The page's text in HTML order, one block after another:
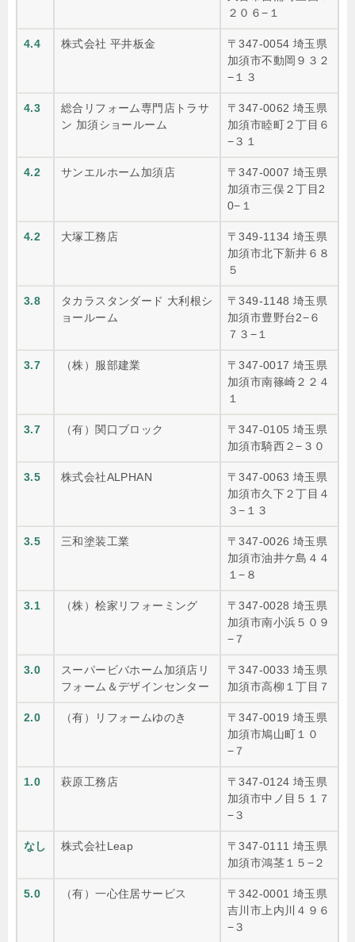
２０６−１
4.4 株式会社 平井板金
〒347-0054 埼玉県
加須市不動岡９３２
−１３
4.3
総合リフォーム専門店トラサ
ン 加須ショールーム
〒347-0062 埼玉県
加須市睦町２丁目６
−３１
4.2 サンエルホーム加須店
〒347-0007 埼玉県
加須市三俣２丁目2
0−１
4.2 大塚工務店
〒349-1134 埼玉県
加須市北下新井６８
５
3.8
タカラスタンダード 大利根シ
ョールーム
〒349-1148 埼玉県
加須市豊野台2−６
７３−１
3.7 （株）服部建業
〒347-0017 埼玉県
加須市南篠崎２２４
１
3.7 （有）関口ブロック
〒347-0105 埼玉県
加須市騎西２−３０
3.5 株式会社ALPHAN
〒347-0063 埼玉県
加須市久下２丁目４
３−１３
3.5 三和塗装工業
〒347-0026 埼玉県
加須市油井ケ島４４
１−８
3.1 （株）桧家リフォーミング
〒347-0028 埼玉県
加須市南小浜５０９
−７
3.0
スーパービバホーム加須店リ
フォーム＆デザインセンター
〒347-0033 埼玉県
加須市高柳１丁目７
2.0 （有）リフォームゆのき
〒347-0019 埼玉県
加須市鳩山町１０
−７
1.0 萩原工務店
〒347-0124 埼玉県
加須市中ノ目５１７
−３
なし 株式会社Leap
〒347-0111 埼玉県
加須市鴻茎１５−２
5.0 （有）一心住居サービス
〒342-0001 埼玉県
吉川市上内川４９６
−３